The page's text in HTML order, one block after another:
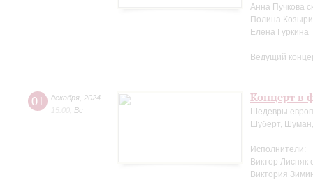
Анна Пучкова
Полина
Елена Гуркина
Ведущий
01 декабря 2024
15:00 Вс
Концерт в
Шедевры
Шуберт,
Исполнители:
Виктор Лисняк
Виктория